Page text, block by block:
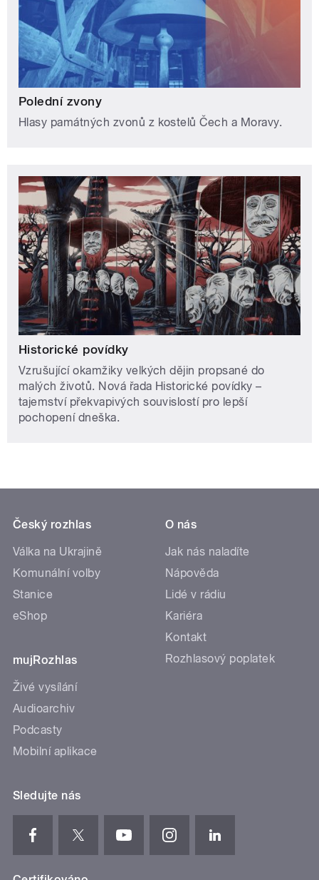
Polední zvony
Hlasy památných zvonů z kostelů Čech a Moravy.
Historické povídky
Vzrušující okamžiky velkých dějin propsané do
malých životů. Nová řada Historické povídky –
tajemství překvapivých souvislostí pro lepší
pochopení dneška.
Český rozhlas
Válka na Ukrajině
Komunální volby
Stanice
eShop
mujRozhlas
Živé vysílání
Audioarchiv
Podcasty
Mobilní aplikace
O nás
Jak nás naladíte
Nápověda
Lidé v rádiu
Kariéra
Kontakt
Rozhlasový poplatek
Sledujte nás